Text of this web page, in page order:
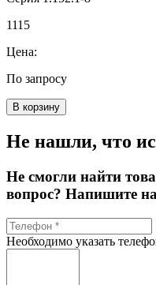
1115
Цена:
По запросу
В корзину
Не нашли, что
Не смогли найти
вопрос? Напишите
Необходимо указать